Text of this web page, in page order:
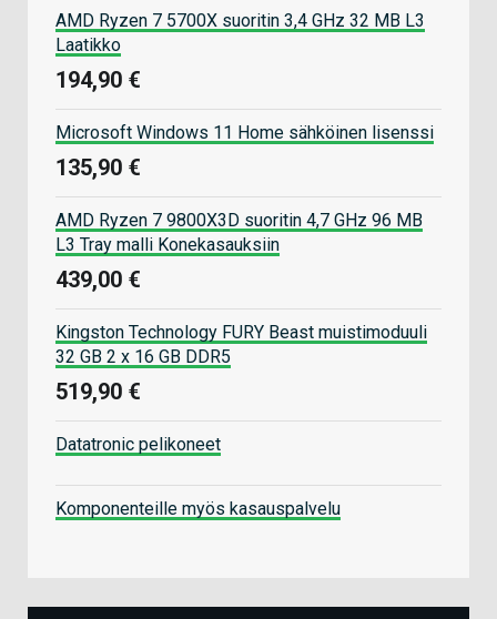
AMD Ryzen 7 5700X suoritin 3,4 GHz 32 MB L3
Laatikko
194,90 €
Microsoft Windows 11 Home sähköinen lisenssi
135,90 €
AMD Ryzen 7 9800X3D suoritin 4,7 GHz 96 MB
L3 Tray malli Konekasauksiin
439,00 €
Kingston Technology FURY Beast muistimoduuli
32 GB 2 x 16 GB DDR5
519,90 €
Datatronic pelikoneet
Komponenteille myös kasauspalvelu